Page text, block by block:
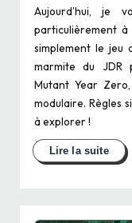
Aujourd’hui, je
particulièrement
simplement le jeu
marmite du JDR
Mutant Year
modulaire. Règles
à explorer !